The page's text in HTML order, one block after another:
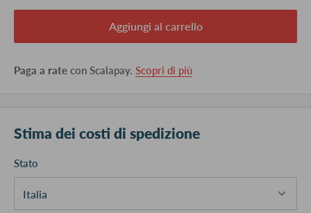
Aggiungi al carrello
Paga a rate con Scalapay. Scopri di più
Stima dei costi di spedizione
Stato